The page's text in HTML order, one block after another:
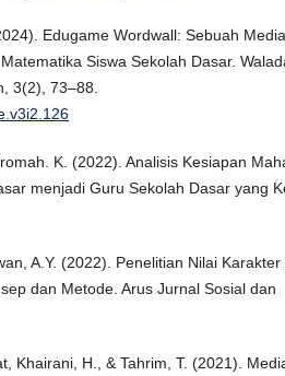
Edugame Wordwall: Sebuah
Siswa Sekolah Dasar.
3(2), 73–88.
K. (2022). Analisis Kesiapan
menjadi Guru Sekolah Dasar yang
A.Y. (2022). Penelitian Nilai Karakter
dan Metode. Arus Jurnal Sosial dan
Khairani, H., & Tahrim, T. (2021).